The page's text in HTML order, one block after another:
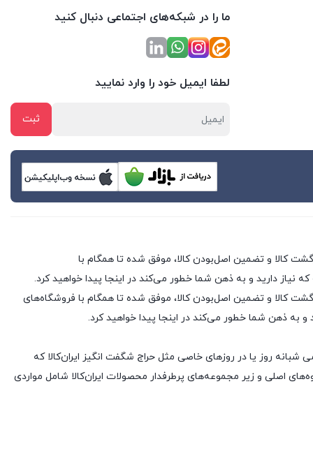
ما را در شبکه‌های اجتماعی دنبال کنید
لطفا ایمیل خود را وارد نمایید
نیاز دارید و به ذهن شما خطور می‌کند در اینجا پیدا خواهید کرد.
فروشگاه های اینترنتی با بیش از یک دهه تجربه، با پایبندی به سه اصل کلیدی، پرداخت در محل، ۷ روز ضمانت بازگشت کالا و تضمین اصل‌بودن کالا، موفق شده تا همگام با فروشگاه‌های
و به ذهن شما خطور می‌کند در اینجا پیدا خواهید کرد.
روز یا در روزهای خاصی مثل حراج شگفت انگیز ایران‌کالا که
اصلی و زیر مجموعه‌های پرطرفدار محصولات ایران‌کالا شامل مواردی